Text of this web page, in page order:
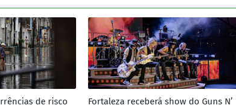
de risco
Fortaleza receberá show do Guns N’